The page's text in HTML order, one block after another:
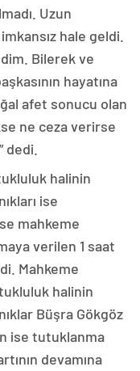
Uzun
hale geldi.
Bilerek ve
hayatına
afet sonucu olan
ne ceza verirse
dedi.
halinin
ise
mahkeme
verilen 1 saat
Mahkeme
halinin
Büşra Gökgöz
ise tutuklanma
devamına